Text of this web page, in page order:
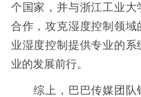
个国家，并与浙江工业
合作，攻克湿度控制领
业湿度控制提供专业的
业的发展前行。
综上，巴巴传媒团队